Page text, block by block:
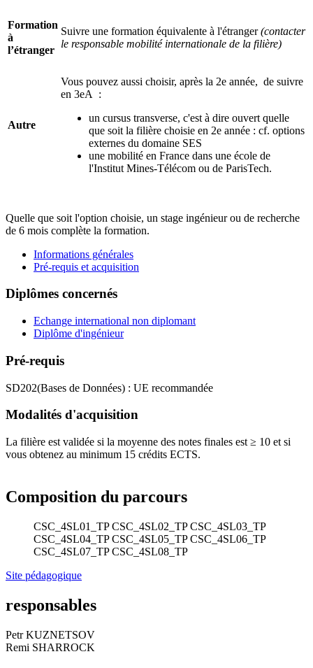
Formation
à
l’étranger
Suivre une formation équivalente à l'étranger(contacter
le responsable mobilité internationale de la filière)
Autre
Vous pouvez aussi choisir, après la 2e année, de suivre
en 3eA :
un cursus transverse, c'est à dire ouvert quelle
que soit la filière choisie en 2e année : cf. options
externes du domaine SES
une mobilité en France dans une école de
l'Institut Mines-Télécom ou de ParisTech.
Quelle que soit l'option choisie, un stage ingénieur ou de recherche
de 6 mois complète la formation.
Informations générales
Pré-requis et acquisition
Diplômes concernés
Echange international non diplomant
Diplôme d'ingénieur
Pré-requis
SD202(Bases de Données) : UE recommandée
Modalités d'acquisition
La filière est validée si la moyenne des notes finales est ≥ 10 et si
vous obtenez au minimum 15 crédits ECTS.
Composition du parcours
CSC_4SL01_TP CSC_4SL02_TP CSC_4SL03_TP
CSC_4SL04_TP CSC_4SL05_TP CSC_4SL06_TP
CSC_4SL07_TP CSC_4SL08_TP
Site pédagogique
responsables
Petr KUZNETSOV
Remi SHARROCK